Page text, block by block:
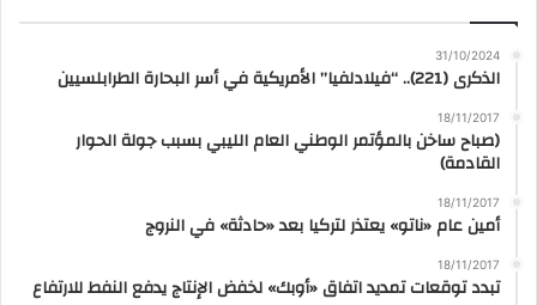
31/10/2024
الذكرى (221).. “فيلادلفيا” الأمريكية في أسر البحارة الطرابلسيين
18/11/2017
(صباح ساخن بالمؤتمر الوطني العام الليبي بسبب جولة الحوار
القادمة)
18/11/2017
أمين عام «ناتو» يعتذر لتركيا بعد «حادثة» في النروج
18/11/2017
تبدد توقعات تمديد اتفاق «أوبك» لخفض الإنتاج يدفع النفط للارتفاع